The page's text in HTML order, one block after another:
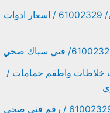
افضل فني صحي حطين/ تسليك مجاري/ 61002329 / اسعار ادوات
61002329/ تركيب خلاطات واطقم حمامات /
تصليح سخان مركزي بالكويت الشعب/ 61002329 / رقم فني صحي